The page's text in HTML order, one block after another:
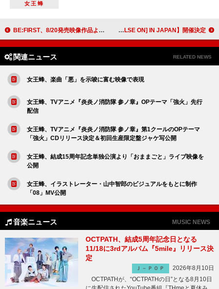
女王蜂
BE:FIRST、8/20発売映像作品より「Scream」ライブ映像公開 TREASURE、自身3度目となるツアー【TREASURE TOUR [PULSE ON] IN JAPAN】開催決定
関連ニュース RELATED NEWS
女王蜂、楽曲「悪」を示唆に富む映像で表現
女王蜂、TVアニメ『炎炎ノ消防隊 参ノ章』OPテーマ「強火」先行
配信
女王蜂、TVアニメ『炎炎ノ消防隊 参ノ章』第1クールのOPテーマ
「強火」CDリリース決定＆初回生産限定盤ジャケ写公開
女王蜂、結成15周年記念単独公演より「おままごと」ライブ映像を
公開
女王蜂、イラストレーター・山中智郎のビジュアルをもとに制作
「08」MV公開
音楽ニュース MUSIC NEWS
OCTPATH、結成5周年記念日となる
11/18に3rdアルバム『5mile』リリース決
定
Ｊ－ＰＯＰ
2026年8月10日
OCTPATHが、“OCTPATHの日”となる8月10日